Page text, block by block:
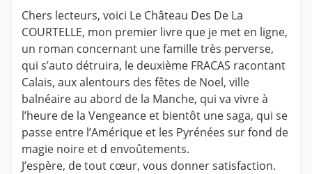
Chers lecteurs, voici Le Château Des De La
COURTELLE, mon premier livre que je met en ligne,
un roman concernant une famille très perverse,
qui s’auto détruira, le deuxième FRACAS racontant
Calais, aux alentours des fêtes de Noel, ville
balnéaire au abord de la Manche, qui va vivre à
l’heure de la Vengeance et bientôt une saga, qui se
passe entre l’Amérique et les Pyrénées sur fond de
magie noire et d envoûtements.
J’espère, de tout cœur, vous donner satisfaction.